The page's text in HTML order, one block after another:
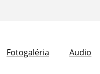
Fotogaléria Audio